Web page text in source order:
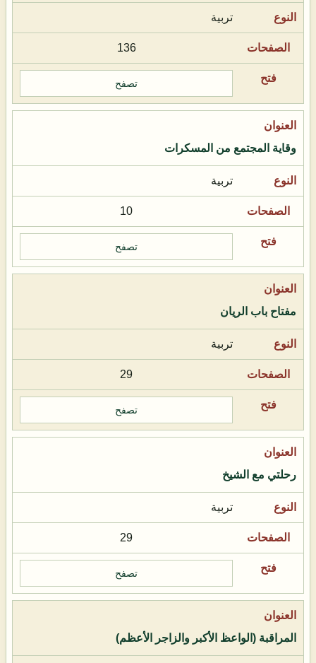
تربية
136
تصفح
وقاية المجتمع من المسكرات
تربية
10
تصفح
مفتاح باب الريان
تربية
29
تصفح
رحلتي مع الشيخ
تربية
29
تصفح
المراقبة (الواعظ الأكبر والزاجر الأعظم)